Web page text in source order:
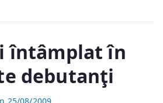
întâmplat în
debutanţi